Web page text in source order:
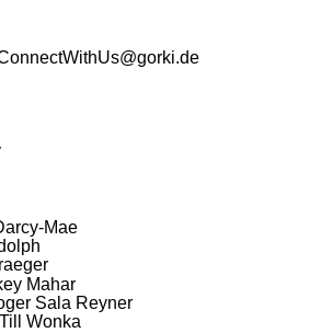
Mae
Mahar
Sala Reyner
Till Wonka